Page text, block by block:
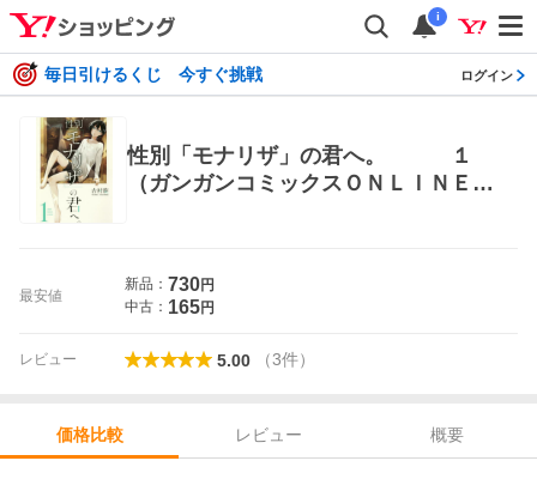
i
毎日引けるくじ 今すぐ挑戦 ログイン
性別「モナリザ」の君へ。 １
（ガンガンコミックスＯＮＬＩＮＥ）
最安値
新品： 730円
中古： 165円
レビュー 5.00 （3件）
価格比較 レビュー
概要